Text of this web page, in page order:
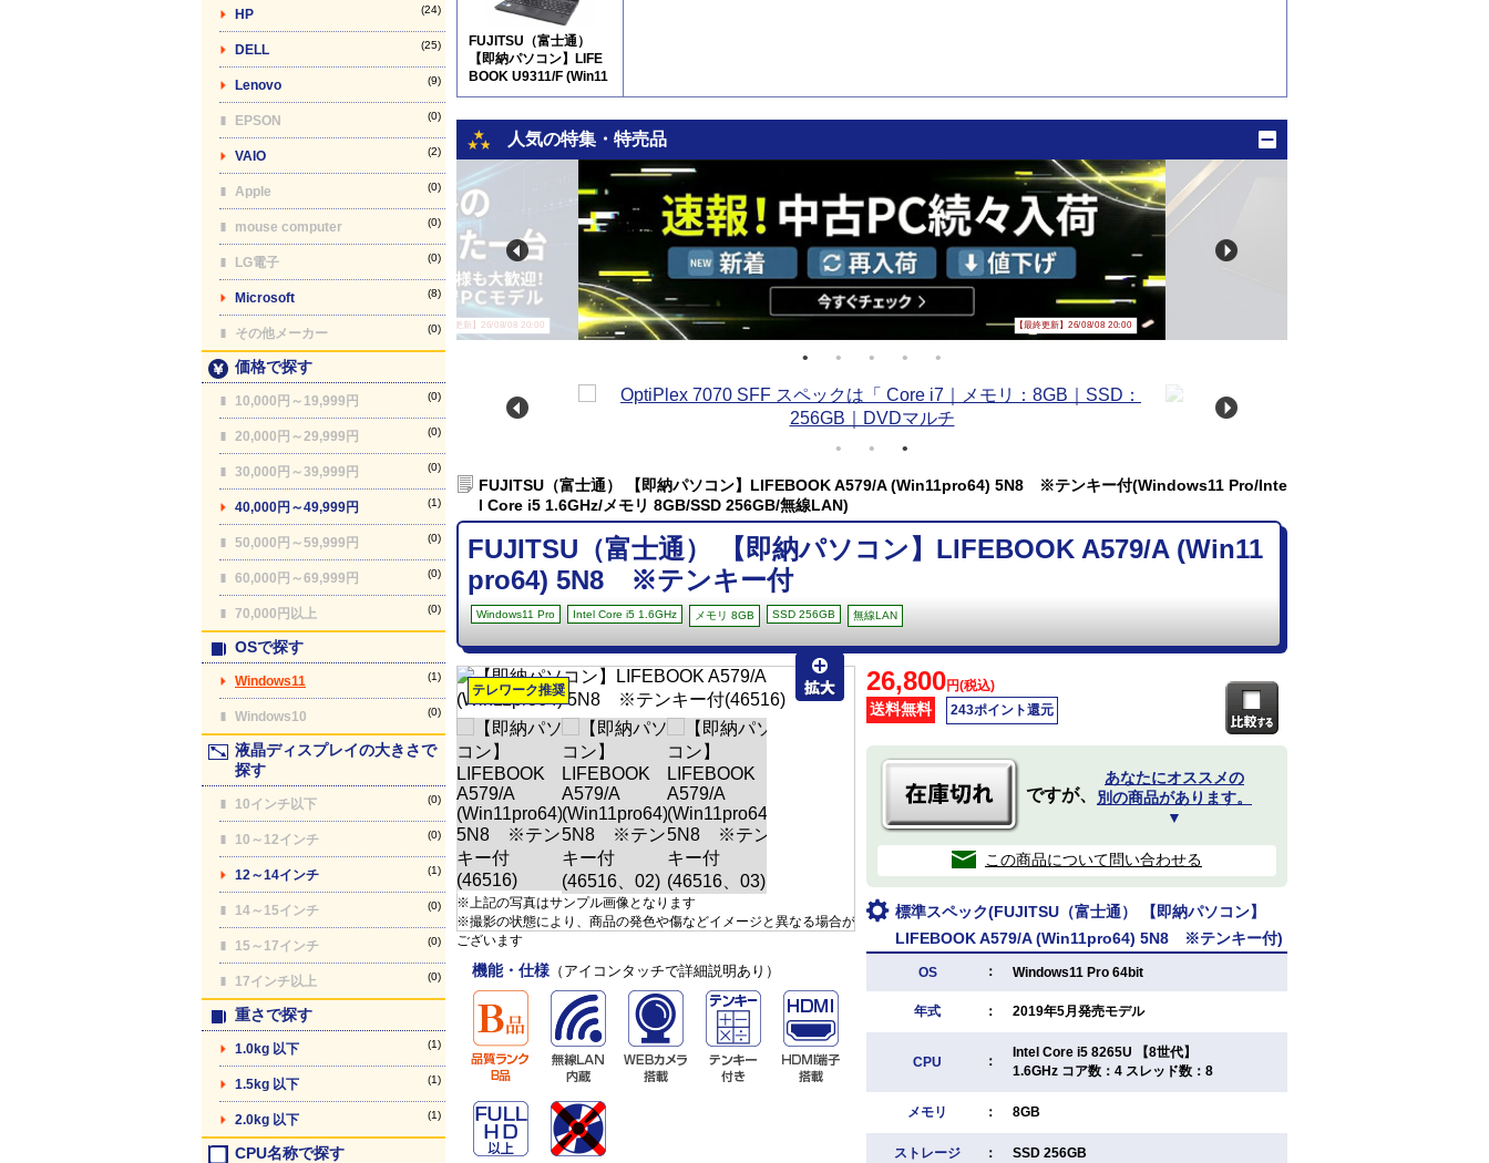
HP (24)
DELL (25)
Lenovo (9)
EPSON (0)
VAIO (2)
Apple (0)
mouse computer (0)
LG電子 (0)
Microsoft (8)
その他メーカー (0)
価格で探す
10,000円～19,999円 (0)
20,000円～29,999円 (0)
30,000円～39,999円 (0)
40,000円～49,999円 (1)
50,000円～59,999円 (0)
60,000円～69,999円 (0)
70,000円以上 (0)
OSで探す
Windows11 (1)
Windows10 (0)
液晶ディスプレイの大きさで
探す
10インチ以下 (0)
10～12インチ (0)
12～14インチ (1)
14～15インチ (0)
15～17インチ (0)
17インチ以上 (0)
重さで探す
1.0kg 以下 (1)
1.5kg 以下 (1)
2.0kg 以下 (1)
CPU名称で探す
FUJITSU（富士通）
【即納パソコン】LIFE
BOOK U9311/F (Win11
pro64)(SSD新品) 5N11
人気の特集・特売品
【最終更新】26/08/08 20:00 【最終更新】26/08/08 20:00
FUJITSU（富士通） 【即納パソコン】LIFEBOOK A579/A (Win11pro64) 5N8 ※テンキー付(Windows11 Pro/Inte
l Core i5 1.6GHz/メモリ 8GB/SSD 256GB/無線LAN)
FUJITSU（富士通） 【即納パソコン】LIFEBOOK A579/A (Win11
pro64) 5N8 ※テンキー付
Windows11 Pro Intel Core i5 1.6GHz メモリ 8GB SSD 256GB 無線LAN
テレワーク推奨
※上記の写真はサンプル画像となります
※撮影の状態により、商品の発色や傷などイメージと異なる場合が
ございます
機能・仕様 （アイコンタッチで詳細説明あり）
26,800円(税込)
送料無料 243ポイント還元
ですが、
あなたにオススメの
別の商品があります。
▼
この商品について問い合わせる
標準スペック(FUJITSU（富士通） 【即納パソコン】
LIFEBOOK A579/A (Win11pro64) 5N8 ※テンキー付)
OS ： Windows11 Pro 64bit
年式 ： 2019年5月発売モデル
CPU ：
Intel Core i5 8265U 【8世代】
1.6GHz コア数：4 スレッド数：8
メモリ ： 8GB
ストレージ ： SSD 256GB